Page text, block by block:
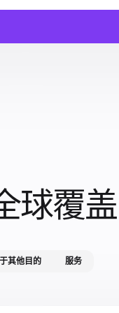
球覆盖
其他目的 服务